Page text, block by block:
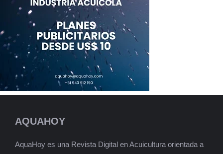
AQUAHOY
AquaHoy es una Revista Digital en Acuicultura orientada a